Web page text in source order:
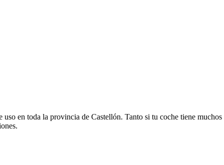
en toda la provincia de Castellón. Tanto si tu coche tiene